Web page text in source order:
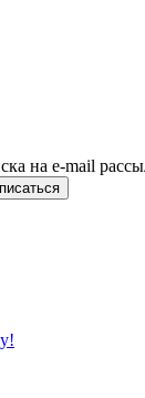
на e-mail